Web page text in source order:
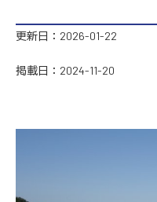
更新日：2026-01-22
掲載日：2024-11-20